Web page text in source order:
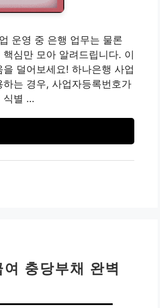
운영 중 은행 업무는 물론
심만 모아 알려드립니다. 이
덜어보세요! 하나은행 사업
는 경우, 사업자등록번호가
식별 …
충당부채 완벽